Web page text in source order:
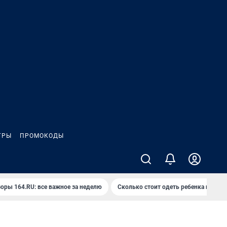
ПРОМОКОДЫ
164.RU: все важное за неделю Сколько стоит одеть ребенка на